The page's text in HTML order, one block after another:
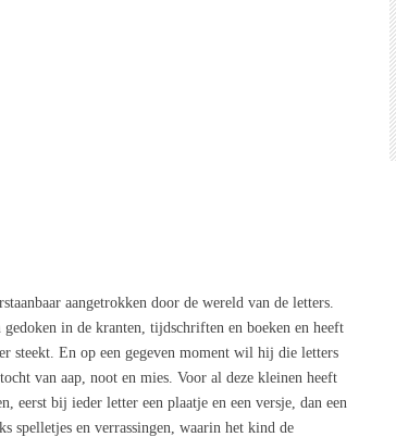
aangetrokken door de wereld van de letters.
in de kranten, tijdschriften en boeken en heeft
steekt. En op een gegeven moment wil hij die letters
van aap, noot en mies. Voor al deze kleinen heeft
eerst bij ieder letter een plaatje en een versje, dan een
spelletjes en verrassingen, waarin het kind de